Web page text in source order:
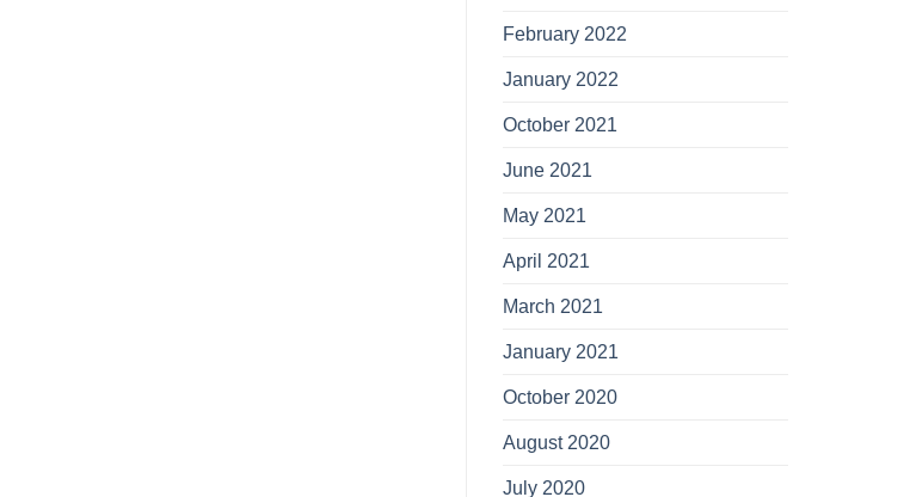
February 2022
January 2022
October 2021
June 2021
May 2021
April 2021
March 2021
January 2021
October 2020
August 2020
July 2020